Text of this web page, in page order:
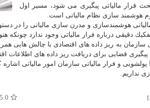
فرار مالیاتی پیگیری می شود، مسیر اول
هوشمند سازی نظام مالیاتی است.
هوشمندسازی و مدرن سازی مالیاتی را در
دقیقی درباره فرار مالیاتی وجود ندارد
سازمان به ریز داده های اقتصادی با چالش هایی
قضایی برای دریافت ریز داده های اطلاعات
و فرار مالیاتی سازمان امور مالیاتی
نداریم.
5.0